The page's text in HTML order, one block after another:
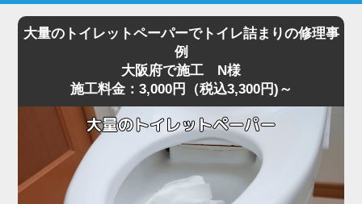
大量のトイレットペーパーでトイレ詰まりの修理事
例
大阪府で施工 N様
施工料金：3,000円（税込3,300円)～